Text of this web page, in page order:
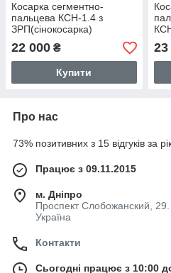
Косарка сегментно-
пальцева КСН-1.4 з
ЗРП(сінокосарка)
22 000 ₴
Купити
23
Про нас
73% позитивних з 15 відгуків за
Працює з 09.11.2015
м. Дніпро
Проспект Слобожанский,
Україна
Контакти
Сьогодні працює з 10:00